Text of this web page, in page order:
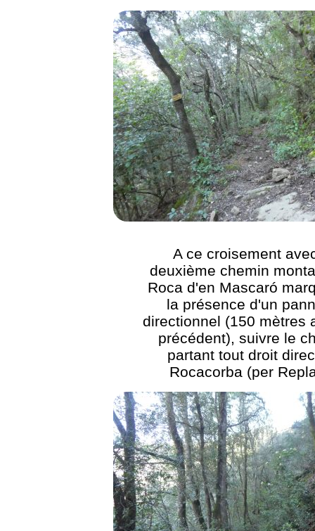
A ce croisement
deuxième chemin
Roca d'en Mascaró
la présence d'un
directionnel (150 mètres
précédent), suivre le
partant tout droit
Rocacorba (per